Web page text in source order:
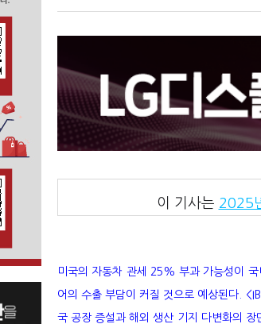
이 기사는 2025
미국의 자동차 관세 25% 부과 가능성이
어의 수출 부담이 커질 것으로 예상된다.
국 공장 증설과 해외 생산 기지 다변화의